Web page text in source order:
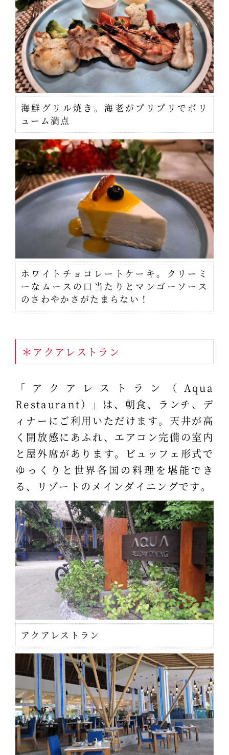
海鮮グリル焼き。海老がプリプリでボリ
ューム満点
ホワイトチョコレートケーキ。クリーミ
ーなムースの口当たりとマンゴーソース
のさわやかさがたまらない！
＊アクアレストラン
「アクアレストラン（Aqua
Restaurant）」は、朝食、ランチ、デ
ィナーにご利用いただけます。天井が高
く開放感にあふれ、エアコン完備の室内
と屋外席があります。ビュッフェ形式で
ゆっくりと世界各国の料理を堪能でき
る、リゾートのメインダイニングです。
アクアレストラン